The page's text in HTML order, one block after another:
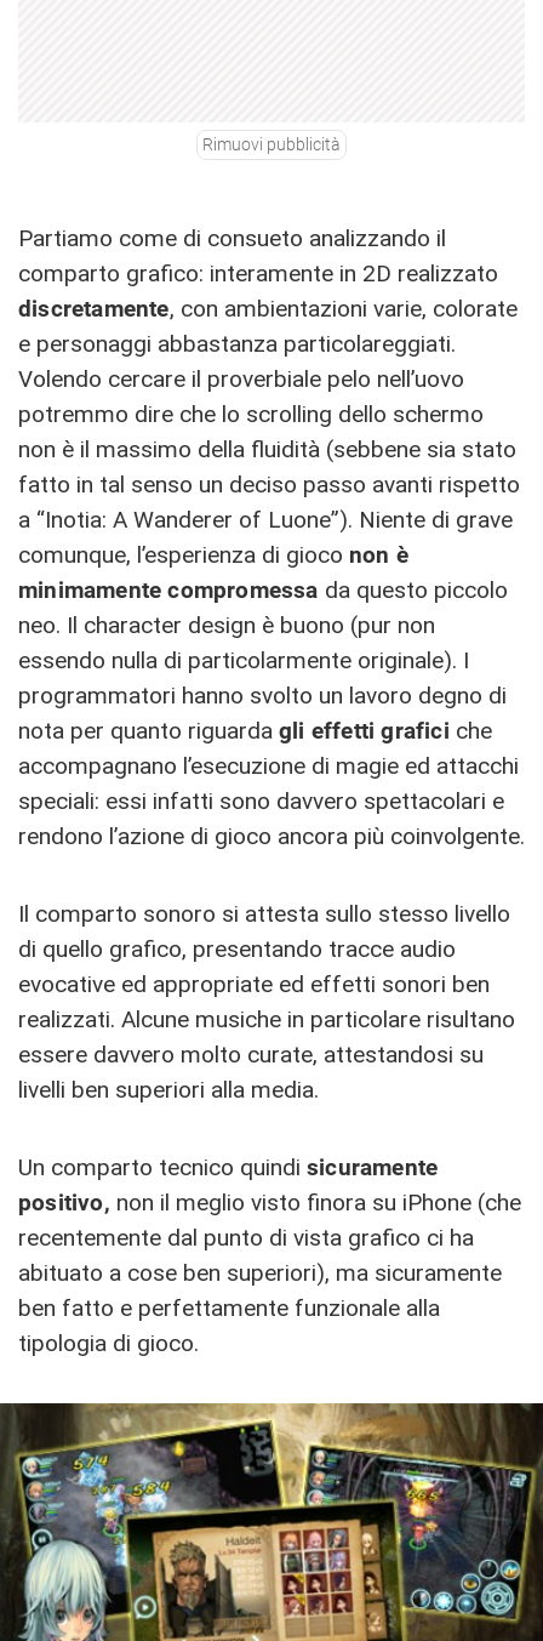
Rimuovi pubblicità
Partiamo come di consueto analizzando il
comparto grafico: interamente in 2D realizzato
discretamente, con ambientazioni varie, colorate
e personaggi abbastanza particolareggiati.
Volendo cercare il proverbiale pelo nell’uovo
potremmo dire che lo scrolling dello schermo
non è il massimo della fluidità (sebbene sia stato
fatto in tal senso un deciso passo avanti rispetto
a “Inotia: A Wanderer of Luone”). Niente di grave
comunque, l’esperienza di gioco non è
minimamente compromessa da questo piccolo
neo. Il character design è buono (pur non
essendo nulla di particolarmente originale). I
programmatori hanno svolto un lavoro degno di
nota per quanto riguarda gli effetti grafici che
accompagnano l’esecuzione di magie ed attacchi
speciali: essi infatti sono davvero spettacolari e
rendono l’azione di gioco ancora più coinvolgente.
Il comparto sonoro si attesta sullo stesso livello
di quello grafico, presentando tracce audio
evocative ed appropriate ed effetti sonori ben
realizzati. Alcune musiche in particolare risultano
essere davvero molto curate, attestandosi su
livelli ben superiori alla media.
Un comparto tecnico quindi sicuramente
positivo, non il meglio visto finora su iPhone (che
recentemente dal punto di vista grafico ci ha
abituato a cose ben superiori), ma sicuramente
ben fatto e perfettamente funzionale alla
tipologia di gioco.